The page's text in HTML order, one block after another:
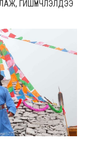
ГИШҮҮНЧЛЭЛДЭЭ